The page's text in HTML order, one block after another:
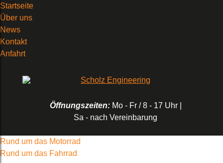
Startseite
Über uns
News
Kontakt
Anfahrt
Öffnungszeiten:Mo - Fr / 8 - 17 Uhr |
Sa - nach Vereinbarung
Rund um das Motorrad
Rund um das Fahrrad